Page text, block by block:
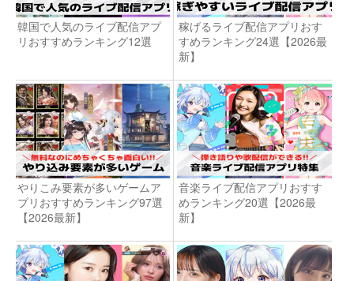
韓国で人気のライブ配信アプ
リおすすめランキング12選
稼げるライブ配信アプリおす
すめランキング24選【2026最
新】
やりこみ要素が多いゲームア
プリおすすめランキング97選
【2026最新】
音楽ライブ配信アプリおすす
めランキング20選【2026最
新】